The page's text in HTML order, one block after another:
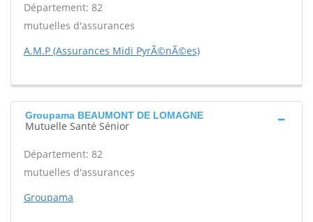
Département: 82
mutuelles d'assurances
A.M.P (Assurances Midi PyrÃ©nÃ©es)
Groupama BEAUMONT DE LOMAGNE
Mutuelle Santé Sénior
Département: 82
mutuelles d'assurances
Groupama